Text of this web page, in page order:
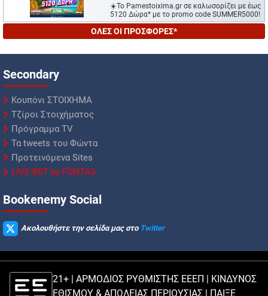
☀️To Pamestoixima.gr σε καλωσορίζει με έως
5120 Δώρα* με το promo code SUMMER5000!
ΟΛΕΣ ΟΙ ΠΡΟΣΦΟΡΕΣ*
Secondary
Κουπόνι ΣΤΟΙΧΗΜΑ
Τζίροι Στοιχήματος
Πρόγραμμα TV
Τα tweets του Φώντα
Προτεινόμενα Sites
LIVE-BET by FONTAS
Βookenemy Social
Ακολουθήστε την σελίδα μας στο Twitter
21+ | ΑΡΜΟΔΙΟΣ ΡΥΘΜΙΣΤΗΣ ΕΕΕΠ | ΚΙΝΔΥΝΟΣ
ΕΘΙΣΜΟΥ & ΑΠΩΛΕΙΑΣ ΠΕΡΙΟΥΣΙΑΣ | ΠΑΙΞΕ